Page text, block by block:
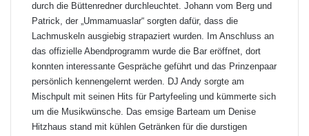
durch die Büttenredner durchleuchtet. Johann vom Berg und
Patrick, der „Ummamuaslar“ sorgten dafür, dass die
Lachmuskeln ausgiebig strapaziert wurden. Im Anschluss an
das offizielle Abendprogramm wurde die Bar eröffnet, dort
konnten interessante Gespräche geführt und das Prinzenpaar
persönlich kennengelernt werden. DJ Andy sorgte am
Mischpult mit seinen Hits für Partyfeeling und kümmerte sich
um die Musikwünsche. Das emsige Barteam um Denise
Hitzhaus stand mit kühlen Getränken für die durstigen